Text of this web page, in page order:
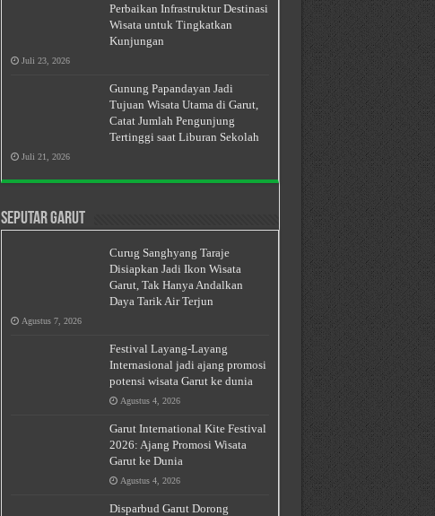
Perbaikan Infrastruktur Destinasi
Wisata untuk Tingkatkan
Kunjungan
Juli 23, 2026
Gunung Papandayan Jadi
Tujuan Wisata Utama di Garut,
Catat Jumlah Pengunjung
Tertinggi saat Liburan Sekolah
Juli 21, 2026
Seputar Garut
Curug Sanghyang Taraje
Disiapkan Jadi Ikon Wisata
Garut, Tak Hanya Andalkan
Daya Tarik Air Terjun
Agustus 7, 2026
Festival Layang-Layang
Internasional jadi ajang promosi
potensi wisata Garut ke dunia
Agustus 4, 2026
Garut International Kite Festival
2026: Ajang Promosi Wisata
Garut ke Dunia
Agustus 4, 2026
Disparbud Garut Dorong